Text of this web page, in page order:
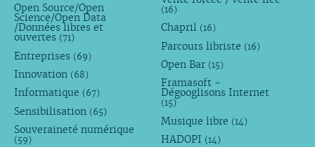
Open Source/Open
Science/Open Data
/Données libres et
ouvertes (71)
Entreprises (69)
Innovation (68)
Informatique (67)
Sensibilisation (65)
Souveraineté numérique
(59)
(16)
Chapril (16)
Parcours libriste (16)
Open Bar (15)
Framasoft -
Dégooglisons Internet
(15)
Musique libre (14)
HADOPI (14)